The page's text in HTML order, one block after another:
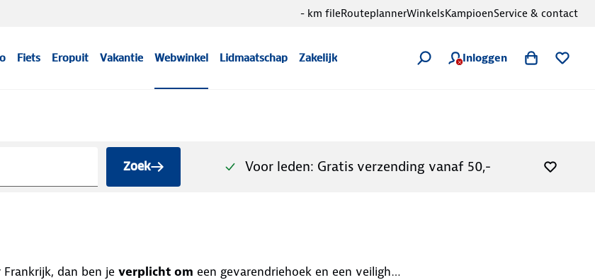
Fiets Eropuit Vakantie Webwinkel Lidmaatschap Zakelijk Inloggen
- km fileRouteplannerWinkelsKampioenService & contact
Zoek Voor leden: Gratis verzending vanaf 50,-
dan ben je verplicht om een gevarendriehoek en een veiligheidsvest bij je te hebben. Een alcoholtest is niet meer verplicht.